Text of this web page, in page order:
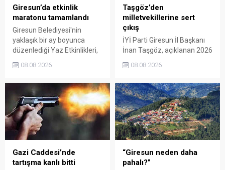
Giresun’da etkinlik
maratonu tamamlandı
Giresun Belediyesi'nin
yaklaşık bir ay boyunca
düzenlediği Yaz Etkinlikleri,
sanat ve eğlenceyle
organizasyonun ardından
Kadın El Emeği Pazarı'nın
süresi de 16 Ağustos'a
kadar uzatıldı.
08.08.2026
Taşgöz’den
milletvekillerine sert
çıkış
İYİ Parti Giresun İl Başkanı
İnan Taşgöz, açıklanan 2026
üzerinden iktidar
eleştirdi. Taşgöz, üreticinin
emeğinin karşılığını
alamadığını savunarak,
Giresun milletvekillerini
sessiz kalmakla suçladı.
08.08.2026
Gazi Caddesi’nde
tartışma kanlı bitti
“Giresun neden daha
pahalı?”